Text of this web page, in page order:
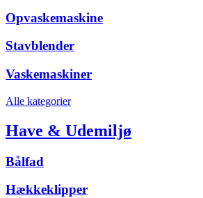
Opvaskemaskine
Stavblender
Vaskemaskiner
Alle kategorier
Have & Udemiljø
Bålfad
Hækkeklipper